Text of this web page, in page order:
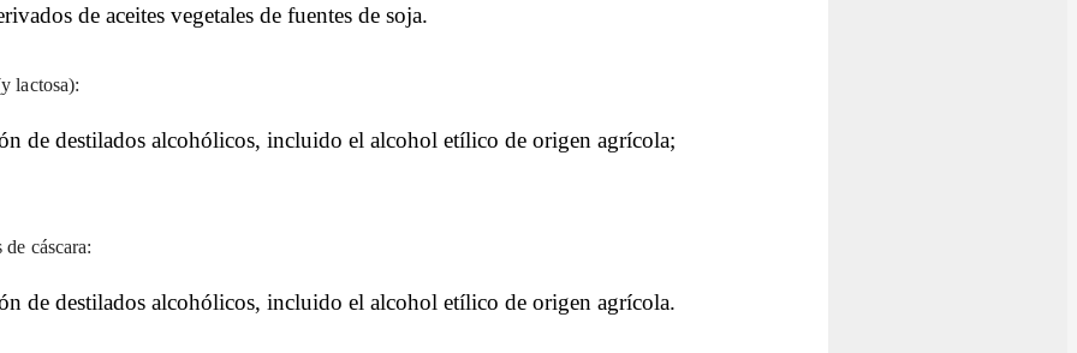
de aceites vegetales de fuentes de soja.
lactosa):
de destilados alcohólicos, incluido el alcohol etílico de origen agrícola;
cáscara:
de destilados alcohólicos, incluido el alcohol etílico de origen agrícola.